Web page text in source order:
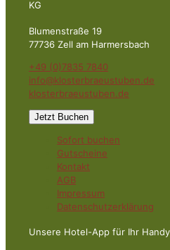
KG
Blumenstraße 19
77736 Zell am Harmersbach
+49 (0)7835 7840
info@klosterbraeustuben.de
klosterbraeustuben.de
Jetzt Buchen
Sofort buchen
Gutscheine
Kontakt
AGB
Impressum
Datenschutzerklärung
Unsere Hotel-App für Ihr Handy